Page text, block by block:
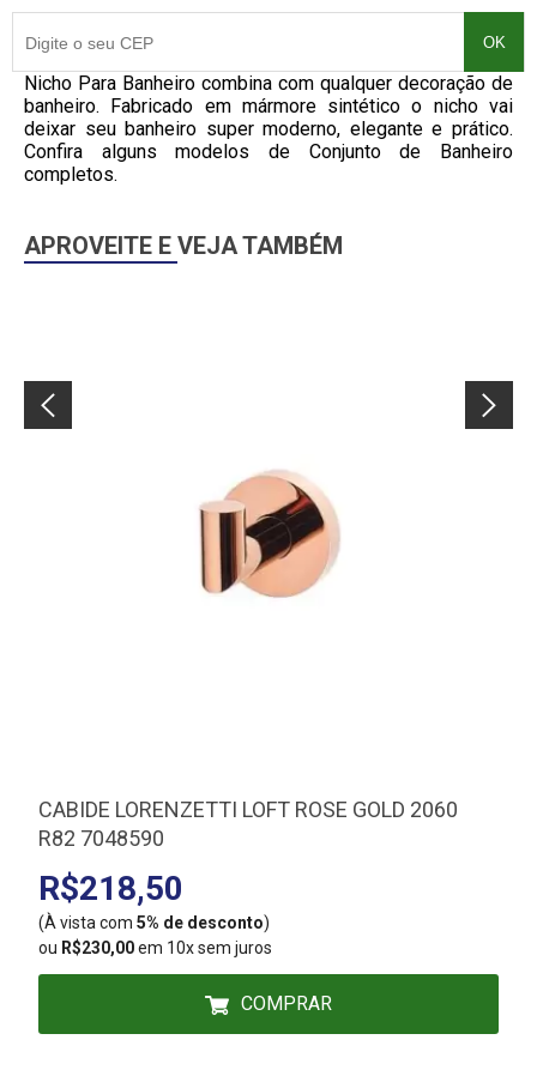
OK
Nicho Para Banheiro combina com qualquer decoração de
banheiro. Fabricado em mármore sintético o nicho vai
deixar seu banheiro super moderno, elegante e prático.
Confira alguns modelos de Conjunto de Banheiro
completos.
APROVEITE E VEJA TAMBÉM
CABIDE LORENZETTI LOFT ROSE GOLD 2060
R82 7048590
R$218,50
(À vista com 5% de desconto)
ou R$230,00em 10x sem juros
COMPRAR